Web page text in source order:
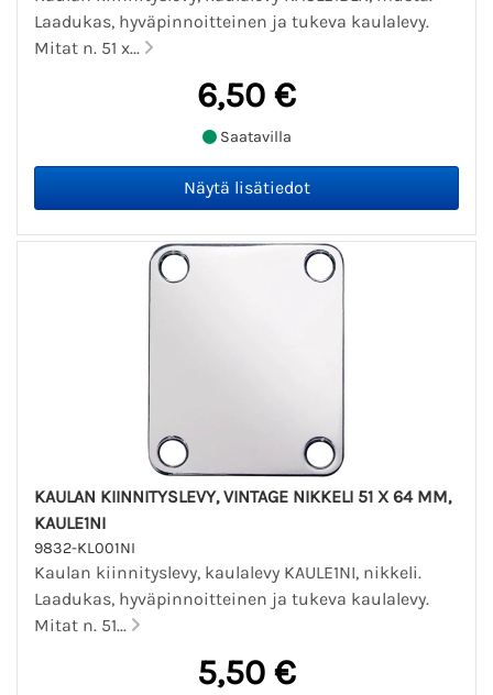
Laadukas, hyväpinnoitteinen ja tukeva kaulalevy.
Mitat n. 51 x...
6,50 €
Saatavilla
KAULAN KIINNITYSLEVY, VINTAGE NIKKELI 51 X 64 MM,
KAULE1NI
9832-KL001NI
Kaulan kiinnityslevy, kaulalevy KAULE1NI, nikkeli.
Laadukas, hyväpinnoitteinen ja tukeva kaulalevy.
Mitat n. 51...
5,50 €